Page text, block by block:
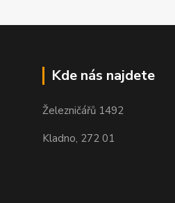
Kde nás najdete
Železničářů 1492
Kladno, 272 01